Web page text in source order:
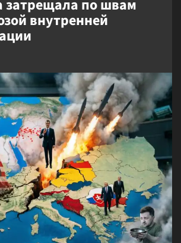
затрещала по швам
внутренней